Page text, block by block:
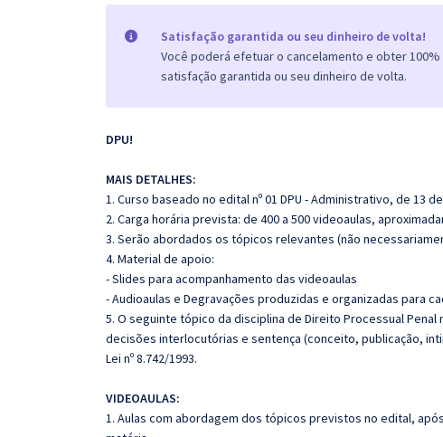
Satisfação garantida ou seu dinheiro de volta!
Você poderá efetuar o cancelamento e obter
satisfação garantida ou seu dinheiro de volta.
DPU!
MAIS DETALHES:
1. Curso baseado no edital nº 01 DPU - Administrativo, de 13
2. Carga horária prevista: de 400 a 500 videoaulas,
3. Serão abordados os tópicos relevantes (não
4. Material de apoio:
- Slides para acompanhamento das videoaulas
- Audioaulas e Degravações produzidas e organizadas para
5. O seguinte tópico da disciplina de Direito Processual
decisões interlocutórias e sentença (conceito, publicação,
Lei nº 8.742/1993.
VIDEOAULAS:
1. Aulas com abordagem dos tópicos previstos no edital,